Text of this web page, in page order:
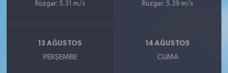
Rüzgar: 5.31 m/s
Rüzgar: 5.39 m/s
13 AĞUSTOS
PERŞEMBE
14 AĞUSTOS
CUMA